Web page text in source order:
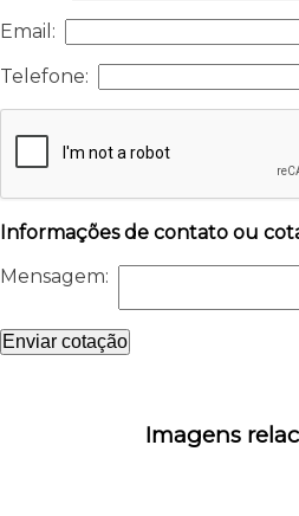
Email:
Telefone:
Informações de contato ou
Mensagem:
Enviar cotação
Imagens